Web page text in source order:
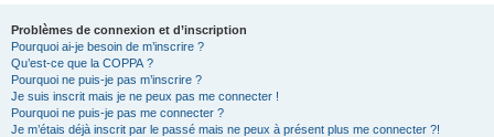
Problèmes de connexion et d’inscription
Pourquoi ai-je besoin de m’inscrire ?
Qu’est-ce que la COPPA ?
Pourquoi ne puis-je pas m’inscrire ?
Je suis inscrit mais je ne peux pas me connecter !
Pourquoi ne puis-je pas me connecter ?
Je m’étais déjà inscrit par le passé mais ne peux à présent plus me connecter ?!